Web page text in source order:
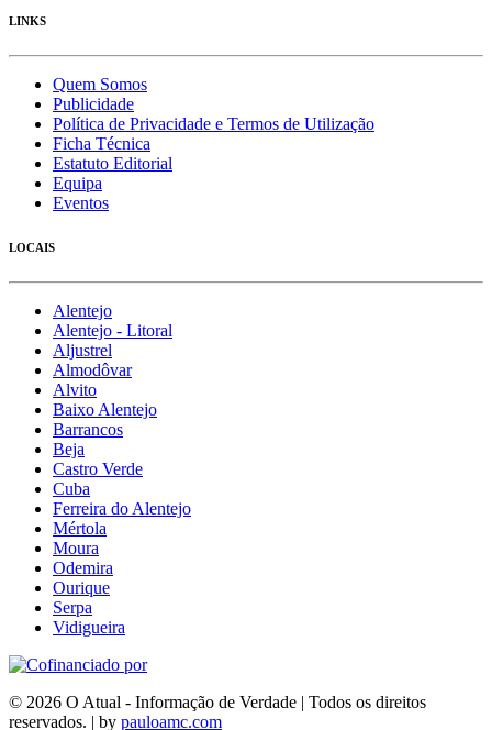
LINKS
Quem Somos
Publicidade
Política de Privacidade e Termos de Utilização
Ficha Técnica
Estatuto Editorial
Equipa
Eventos
LOCAIS
Alentejo
Alentejo - Litoral
Aljustrel
Almodôvar
Alvito
Baixo Alentejo
Barrancos
Beja
Castro Verde
Cuba
Ferreira do Alentejo
Mértola
Moura
Odemira
Ourique
Serpa
Vidigueira
© 2026 O Atual - Informação de Verdade | Todos os direitos
reservados. | by pauloamc.com